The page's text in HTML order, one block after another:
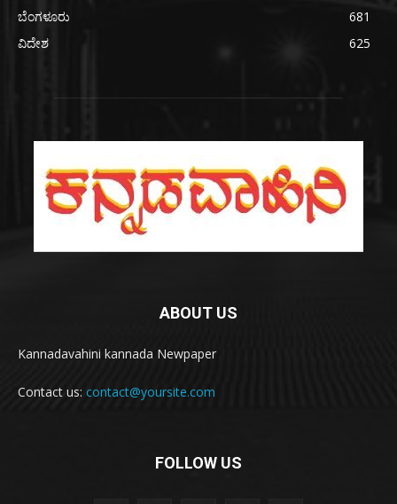
ಬೆಂಗಳೂರು
681
ವಿದೇಶ
625
ABOUT US
Kannadavahini kannada Newpaper
Contact us: contact@yoursite.com
FOLLOW US